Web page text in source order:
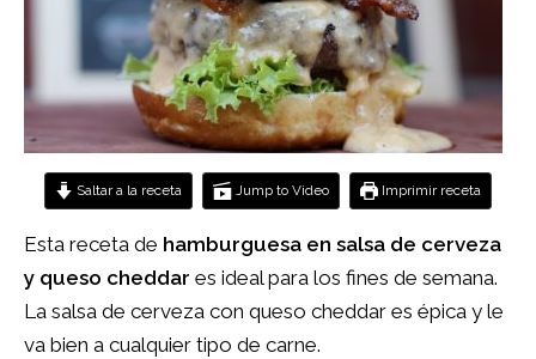
Saltar a la receta Jump to Video Imprimir receta
Esta receta de hamburguesa en salsa de cerveza
y queso cheddar es ideal para los fines de semana.
La salsa de cerveza con queso cheddar es épica y le
va bien a cualquier tipo de carne.